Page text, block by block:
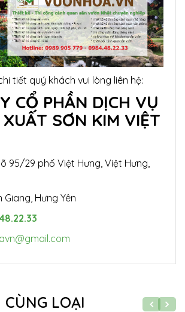
tiết quý khách vui lòng liên hệ:
CỔ PHẦN DỊCH VỤ
SƠN KIM VIỆT
95/29 phố Việt Hưng, Việt Hưng,
Giang, Hưng Yên
LOẠI